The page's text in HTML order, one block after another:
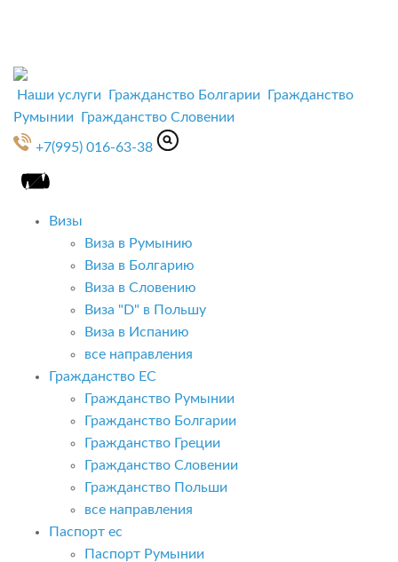
Наши услуги Гражданство Болгарии
Гражданство
Румынии
Гражданство Словении
+7(995) 016-63-38
Визы
Виза в Румынию
Виза в Болгарию
Виза в Словению
Виза "D" в Польшу
Виза в Испанию
все направления
Гражданство ЕС
Гражданство Румынии
Гражданство Болгарии
Гражданство Греции
Гражданство Словении
Гражданство Польши
все направления
Паспорт ес
Паспорт Румынии